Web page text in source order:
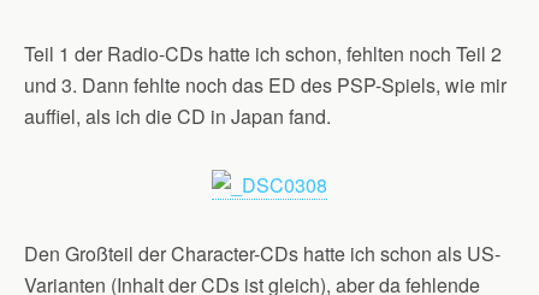
Teil 1 der Radio-CDs hatte ich schon, fehlten noch Teil 2
und 3. Dann fehlte noch das ED des PSP-Spiels, wie mir
auffiel, als ich die CD in Japan fand.
Den Großteil der Character-CDs hatte ich schon als US-
Varianten (Inhalt der CDs ist gleich), aber da fehlende